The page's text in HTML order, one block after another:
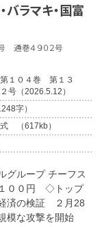
バラマキ・国富
通巻４９０２号
１０４巻 第１３
号（2026.5.12）
字）
（617kb）
ループ チーフス
００円 ◇トップ
済の検証 ２月28
模な攻撃を開始